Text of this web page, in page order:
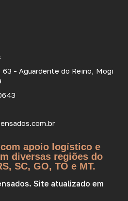
- Aguardente do Reino, Mogi
apoio logístico e
diversas regiões do
SC, GO, TO e MT.
Site atualizado em